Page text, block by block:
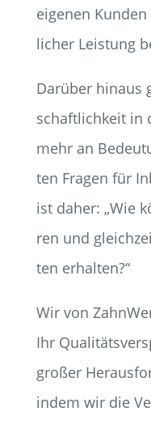
eige­nen
li­cher Leis­tung
Dar­über hin­aus
schaft­lich­keit in
mehr an
ten Fra­gen für
ist daher: „Wie
ren und
ten erhalten?“
Wir von
Ihr
gro­ßer
indem wir die